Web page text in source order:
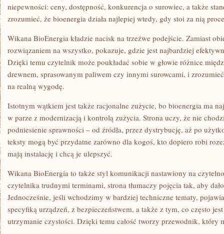
niepewności: ceny, dostępność, konkurencja o surowiec, a także
zrozumieć, że bioenergia działa najlepiej wtedy, gdy stoi za nią
Wikana BioEnergia kładzie nacisk na trzeźwe podejście. Zamiast
rozwiązaniem na wszystko, pokazuje, gdzie jest najbardziej
Dzięki temu czytelnik może poukładać sobie w głowie różnice
drewnem, sprasowanym paliwem czy innymi surowcami, i
na realną wygodę.
Istotnym wątkiem jest także racjonalne zużycie, bo bioenergia ma
w parze z modernizacją i kontrolą zużycia. Strona uczy, że nie
podniesienie sprawności – od źródła, przez dystrybucję, aż po
teksty mogą być przydatne zarówno dla kogoś, kto dopiero robi
mają instalację i chcą je ulepszyć.
Wikana BioEnergia to także styl komunikacji nastawiony na
czytelnika trudnymi terminami, strona tłumaczy pojęcia tak, aby
Jednocześnie, jeśli wchodzimy w bardziej techniczne tematy,
specyfiką urządzeń, z bezpieczeństwem, a także z tym, co często
utrzymanie czystości. Dzięki temu całość tworzy przewodnik, który